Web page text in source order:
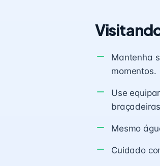
Mantenha
momentos.
Use
Mesmo
Cuidado